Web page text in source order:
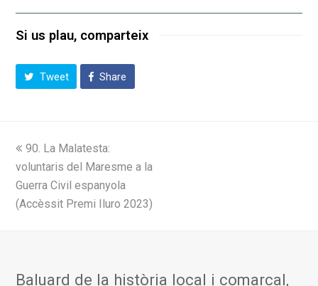
Si us plau, comparteix
Tweet Share
previous
post:
90. La Malatesta:
voluntaris del Maresme a la
Guerra Civil espanyola
(Accèssit Premi Iluro 2023)
Baluard de la història local i comarcal,